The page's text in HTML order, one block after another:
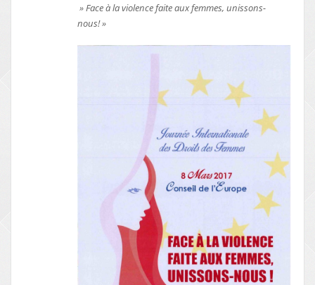
» Face à la violence faite aux femmes, unissons-
nous! »